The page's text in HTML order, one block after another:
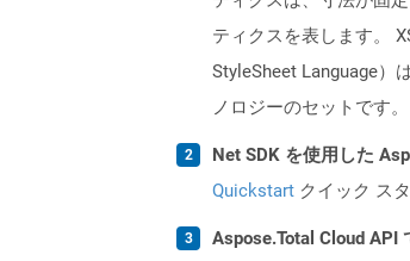
ティクスを表します。
StyleSheet Language）
ノロジーのセットです
Net SDK を使用した
Quickstart クイック ス
Aspose.Total Cloud API